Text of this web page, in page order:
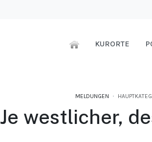
KURORTE
MELDUNGEN
Je westlicher,